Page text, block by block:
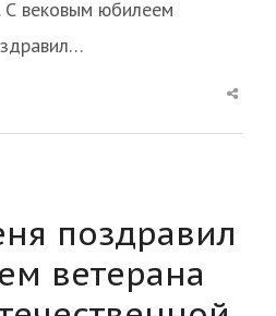
С вековым юбилеем
post
поздравил
ветерана